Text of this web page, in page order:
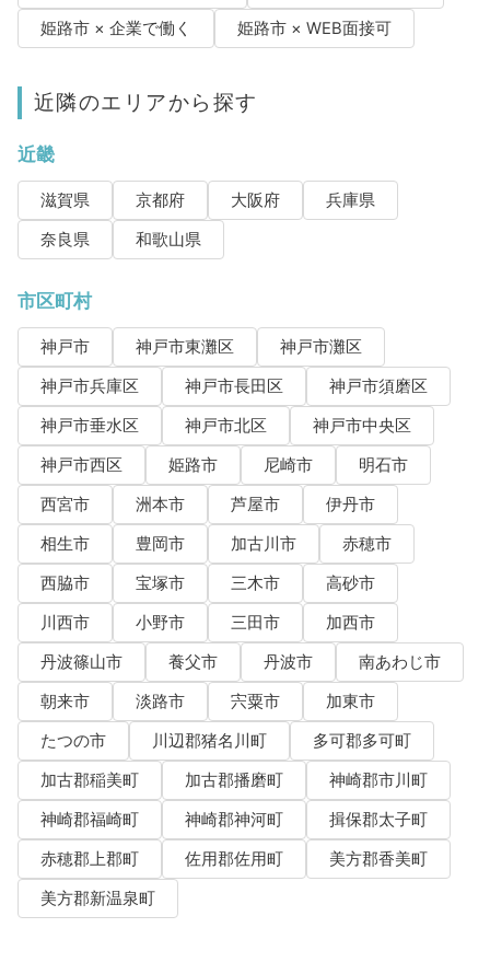
姫路市 × 企業で働く
姫路市 × WEB面接可
近隣のエリアから探す
近畿
滋賀県 京都府 大阪府
兵庫県
奈良県
和歌山県
市区町村
神戸市 神戸市東灘区
神戸市灘区
神戸市兵庫区
神戸市長田区
神戸市須磨区
神戸市垂水区
神戸市北区
神戸市中央区
神戸市西区
姫路市 尼崎市
明石市
西宮市
洲本市 芦屋市
伊丹市
相生市
豊岡市 加古川市
赤穂市
西脇市
宝塚市 三木市
高砂市
川西市
小野市 三田市
加西市
丹波篠山市
養父市 丹波市
南あわじ市
朝来市
淡路市 宍粟市
加東市
たつの市
川辺郡猪名川町
多可郡多可町
加古郡稲美町
加古郡播磨町
神崎郡市川町
神崎郡福崎町
神崎郡神河町
揖保郡太子町
赤穂郡上郡町
佐用郡佐用町
美方郡香美町
美方郡新温泉町